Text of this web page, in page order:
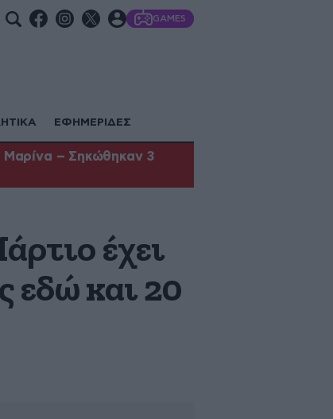
GAMES
ΕΦΗΜΕΡΙΔΕΣ
Μαρίνα – Σηκώθηκαν 3
έχει
εδώ και 20